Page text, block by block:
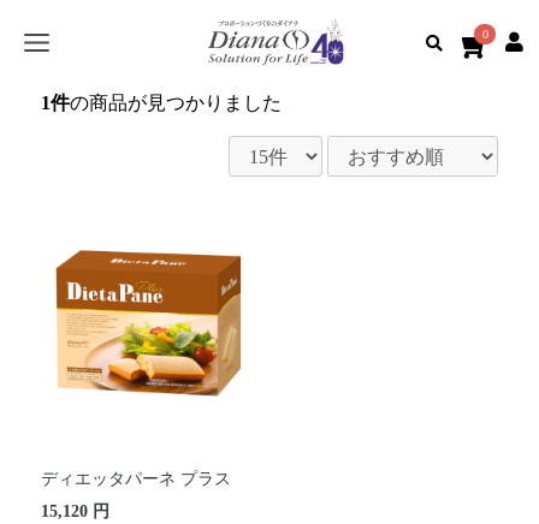
0
1件の商品が見つかりました
ディエッタパーネ プラス
15,120 円